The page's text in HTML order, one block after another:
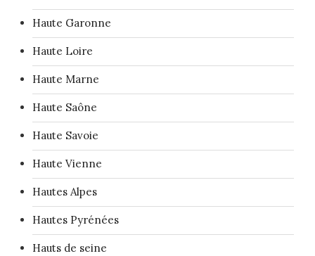
Haute Garonne
Haute Loire
Haute Marne
Haute Saône
Haute Savoie
Haute Vienne
Hautes Alpes
Hautes Pyrénées
Hauts de seine